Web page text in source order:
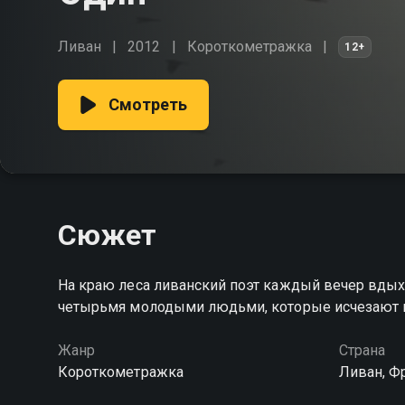
Ливан 2012 Короткометражка 12+
Смотреть
Сюжет
На краю леса ливанский поэт каждый вечер
четырьмя молодыми людьми, которые исчезают
Жанр
Короткометражка
Страна
Ливан,